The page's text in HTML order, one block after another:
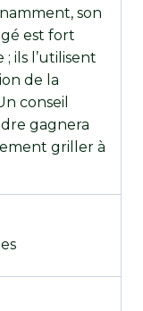
son
est fort
ils l’utilisent
de la
conseil
gagnera
griller à